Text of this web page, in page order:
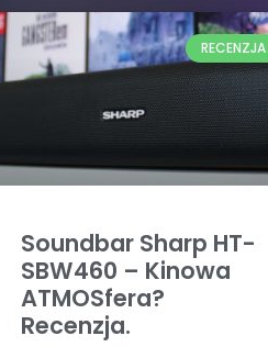
RECENZJA
Soundbar Sharp HT-
SBW460 – Kinowa
ATMOSfera?
Recenzja.